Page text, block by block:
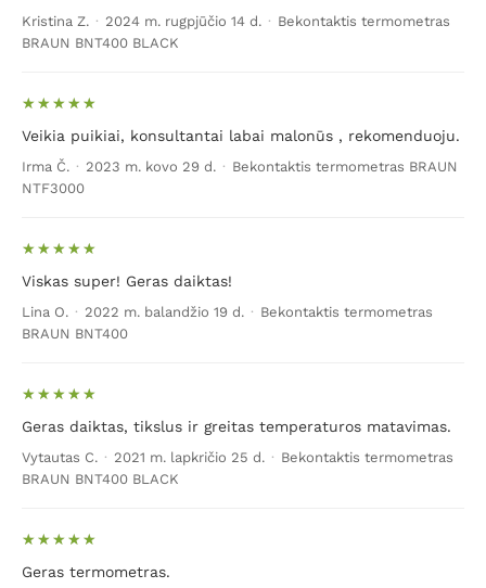
Kristina Z. · 2024 m. rugpjūčio 14 d. · Bekontaktis termometras
BRAUN BNT400 BLACK
Veikia puikiai, konsultantai labai malonūs , rekomenduoju.
Irma Č. · 2023 m. kovo 29 d. · Bekontaktis termometras BRAUN
NTF3000
Viskas super! Geras daiktas!
Lina O. · 2022 m. balandžio 19 d. · Bekontaktis termometras
BRAUN BNT400
Geras daiktas, tikslus ir greitas temperaturos matavimas.
Vytautas C. · 2021 m. lapkričio 25 d. · Bekontaktis termometras
BRAUN BNT400 BLACK
Geras termometras.